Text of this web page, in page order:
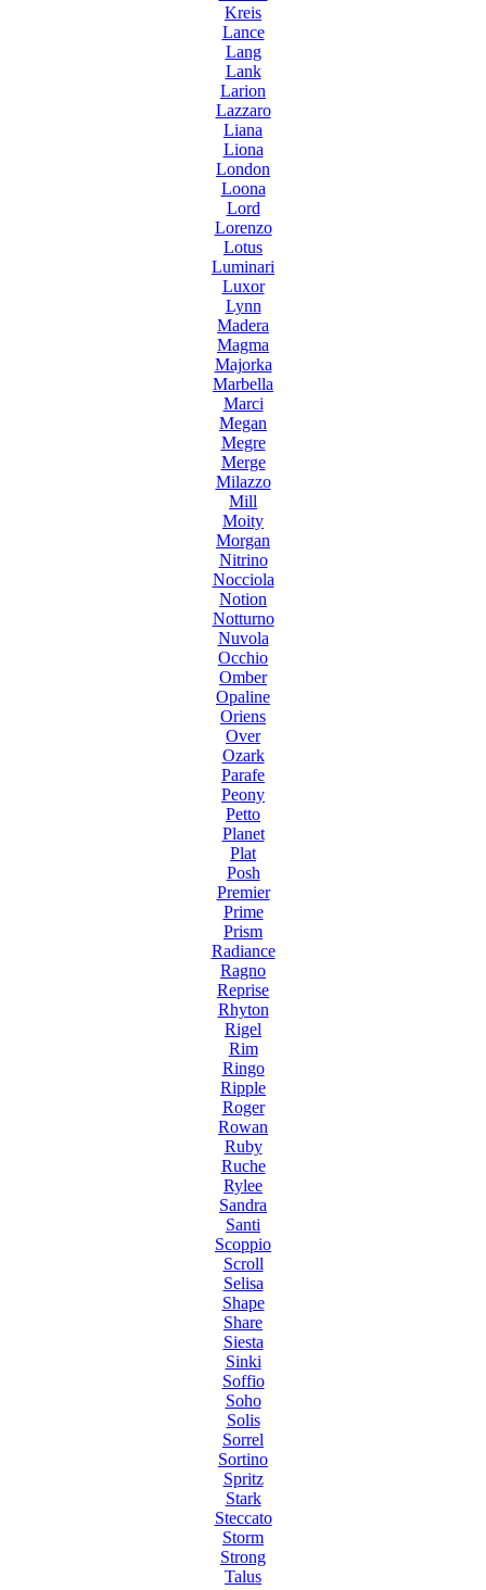
Kreis
Lance
Lang
Lank
Larion
Lazzaro
Liana
Liona
London
Loona
Lord
Lorenzo
Lotus
Luminari
Luxor
Lynn
Madera
Magma
Majorka
Marbella
Marci
Megan
Megre
Merge
Milazzo
Mill
Moity
Morgan
Nitrino
Nocciola
Notion
Notturno
Nuvola
Occhio
Omber
Opaline
Oriens
Over
Ozark
Parafe
Peony
Petto
Planet
Plat
Posh
Premier
Prime
Prism
Radiance
Ragno
Reprise
Rhyton
Rigel
Rim
Ringo
Ripple
Roger
Rowan
Ruby
Ruche
Rylee
Sandra
Santi
Scoppio
Scroll
Selisa
Shape
Share
Siesta
Sinki
Soffio
Soho
Solis
Sorrel
Sortino
Spritz
Stark
Steccato
Storm
Strong
Talus